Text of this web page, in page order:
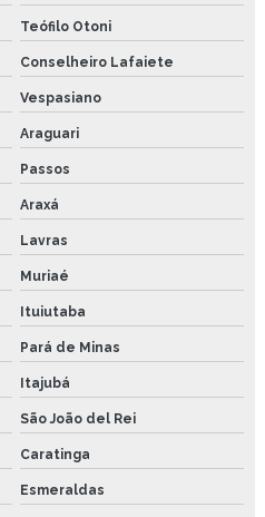
Teófilo Otoni
Conselheiro Lafaiete
Vespasiano
Araguari
Passos
Araxá
Lavras
Muriaé
Ituiutaba
Pará de Minas
Itajubá
São João del Rei
Caratinga
Esmeraldas